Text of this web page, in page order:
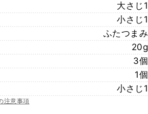
大さじ1
小さじ1
ふたつまみ
20g
3個
1個
小さじ1
注意事項